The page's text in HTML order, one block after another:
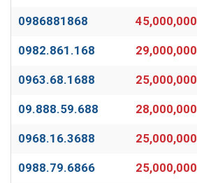
0986881868 45,000,000
0982.861.168 29,000,000
0963.68.1688 25,000,000
09.888.59.688 28,000,000
0968.16.3688 25,000,000
0988.79.6866 25,000,000